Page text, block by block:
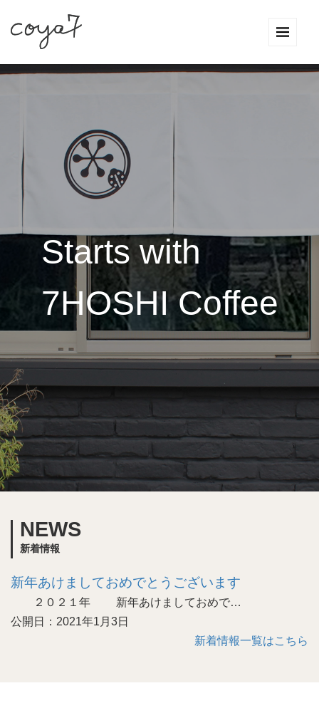
Starts with
7HOSHI Coffee
NEWS
新着情報
新年あけましておめでとうございます
２０２１年 新年あけましておめで…
公開日：2021年1月3日
新着情報一覧はこちら